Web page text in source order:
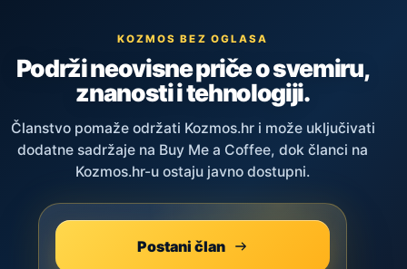
KOZMOS BEZ OGLASA
Podrži neovisne priče o svemiru,
znanosti i tehnologiji.
Članstvo pomaže održati Kozmos.hr i može uključivati
dodatne sadržaje na Buy Me a Coffee, dok članci na
Kozmos.hr-u ostaju javno dostupni.
Postani član